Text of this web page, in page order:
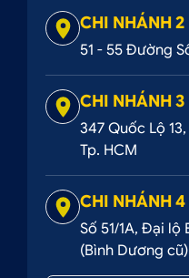
CHI NHÁNH 2
51 - 55 Đường
CHI NHÁNH 3
347 Quốc Lộ
Tp. HCM
CHI NHÁNH 4
Số 51/1A, Đại lộ
(Bình Dương